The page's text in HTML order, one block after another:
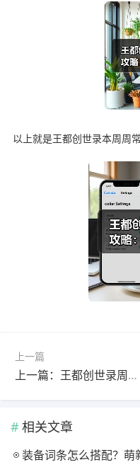
以上就是王都创世录本周周
上一篇
上一篇：王都创世录周常刷怪地点推荐
相关文章
装备词条怎么搭配？萌